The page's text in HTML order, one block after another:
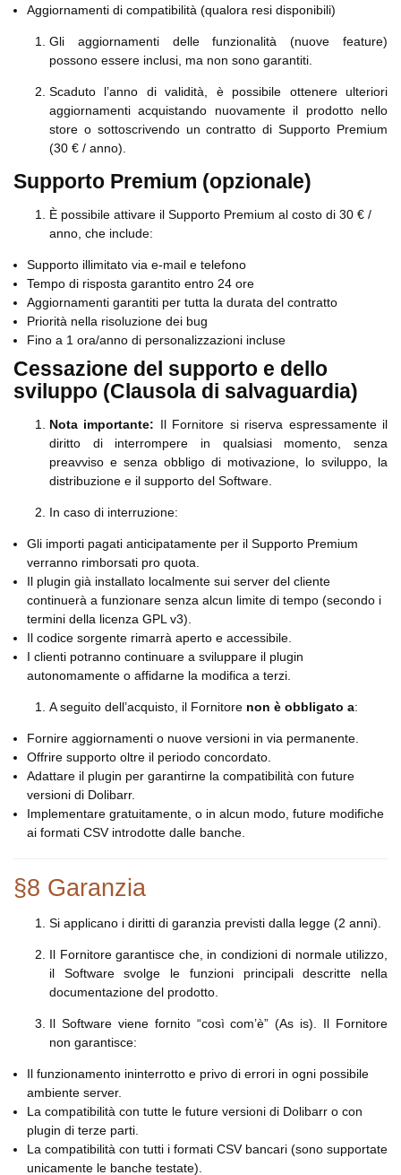
Aggiornamenti di compatibilità (qualora resi disponibili)
Gli aggiornamenti delle funzionalità (nuove feature)
possono essere inclusi, ma non sono garantiti.
Scaduto l’anno di validità, è possibile ottenere ulteriori
aggiornamenti acquistando nuovamente il prodotto nello
store o sottoscrivendo un contratto di Supporto Premium
(30 € / anno).
Supporto Premium (opzionale)
È possibile attivare il Supporto Premium al costo di 30 € /
anno, che include:
Supporto illimitato via e-mail e telefono
Tempo di risposta garantito entro 24 ore
Aggiornamenti garantiti per tutta la durata del contratto
Priorità nella risoluzione dei bug
Fino a 1 ora/anno di personalizzazioni incluse
Cessazione del supporto e dello
sviluppo (Clausola di salvaguardia)
Nota importante: Il Fornitore si riserva espressamente il
diritto di interrompere in qualsiasi momento, senza
preavviso e senza obbligo di motivazione, lo sviluppo, la
distribuzione e il supporto del Software.
In caso di interruzione:
Gli importi pagati anticipatamente per il Supporto Premium
verranno rimborsati pro quota.
Il plugin già installato localmente sui server del cliente
continuerà a funzionare senza alcun limite di tempo (secondo i
termini della licenza GPL v3).
Il codice sorgente rimarrà aperto e accessibile.
I clienti potranno continuare a sviluppare il plugin
autonomamente o affidarne la modifica a terzi.
A seguito dell’acquisto, il Fornitore non è obbligato a:
Fornire aggiornamenti o nuove versioni in via permanente.
Offrire supporto oltre il periodo concordato.
Adattare il plugin per garantirne la compatibilità con future
versioni di Dolibarr.
Implementare gratuitamente, o in alcun modo, future modifiche
ai formati CSV introdotte dalle banche.
§8 Garanzia
Si applicano i diritti di garanzia previsti dalla legge (2 anni).
Il Fornitore garantisce che, in condizioni di normale utilizzo,
il Software svolge le funzioni principali descritte nella
documentazione del prodotto.
Il Software viene fornito “così com’è” (As is). Il Fornitore
non garantisce:
Il funzionamento ininterrotto e privo di errori in ogni possibile
ambiente server.
La compatibilità con tutte le future versioni di Dolibarr o con
plugin di terze parti.
La compatibilità con tutti i formati CSV bancari (sono supportate
unicamente le banche testate).